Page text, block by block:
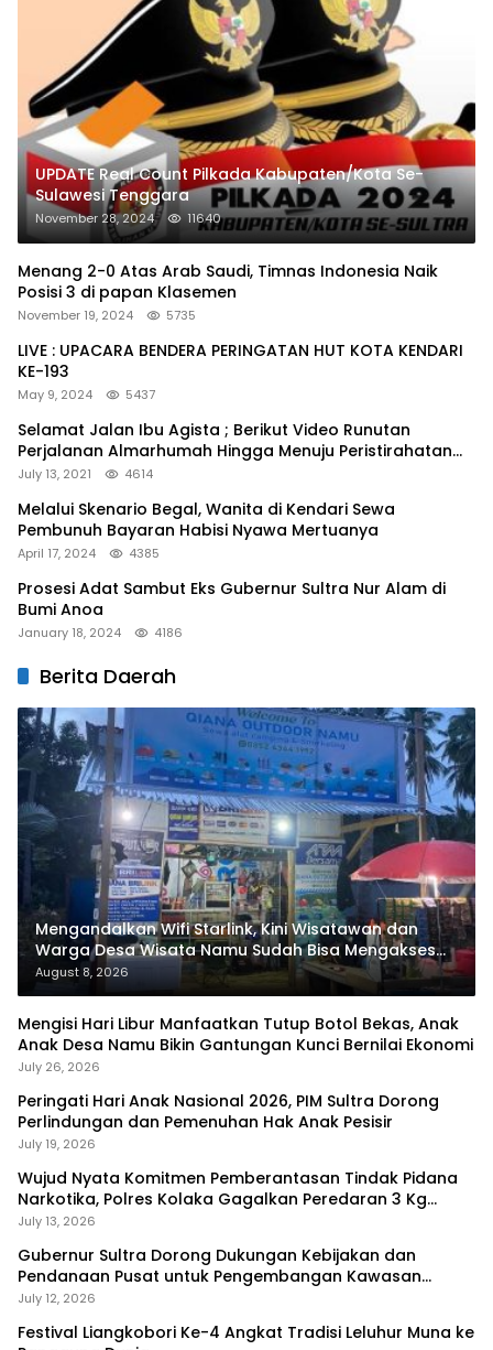
UPDATE Real Count Pilkada Kabupaten/Kota Se-
Sulawesi Tenggara
November 28, 2024 11640
Menang 2-0 Atas Arab Saudi, Timnas Indonesia Naik
Posisi 3 di papan Klasemen
November 19, 2024 5735
LIVE : UPACARA BENDERA PERINGATAN HUT KOTA KENDARI
KE-193
May 9, 2024 5437
Selamat Jalan Ibu Agista ; Berikut Video Runutan
Perjalanan Almarhumah Hingga Menuju Peristirahatan
Terakhir
July 13, 2021 4614
Melalui Skenario Begal, Wanita di Kendari Sewa
Pembunuh Bayaran Habisi Nyawa Mertuanya
April 17, 2024 4385
Prosesi Adat Sambut Eks Gubernur Sultra Nur Alam di
Bumi Anoa
January 18, 2024 4186
Berita Daerah
Mengandalkan Wifi Starlink, Kini Wisatawan dan
Warga Desa Wisata Namu Sudah Bisa Mengakses
Transaksi Digital
August 8, 2026
Mengisi Hari Libur Manfaatkan Tutup Botol Bekas, Anak
Anak Desa Namu Bikin Gantungan Kunci Bernilai Ekonomi
July 26, 2026
Peringati Hari Anak Nasional 2026, PIM Sultra Dorong
Perlindungan dan Pemenuhan Hak Anak Pesisir
July 19, 2026
Wujud Nyata Komitmen Pemberantasan Tindak Pidana
Narkotika, Polres Kolaka Gagalkan Peredaran 3 Kg
Sabu-Sabu
July 13, 2026
Gubernur Sultra Dorong Dukungan Kebijakan dan
Pendanaan Pusat untuk Pengembangan Kawasan
Liangkobhori
July 12, 2026
Festival Liangkobori Ke-4 Angkat Tradisi Leluhur Muna ke